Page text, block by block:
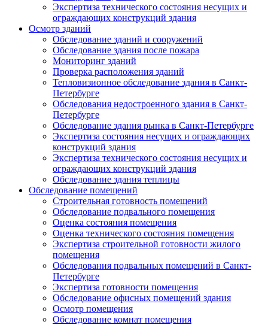
Экспертиза технического состояния несущих и
ограждающих конструкций здания
Осмотр зданий
Обследование зданий и сооружений
Обследование здания после пожара
Мониторинг зданий
Проверка расположения зданий
Тепловизионное обследование здания в Санкт-
Петербурге
Обследования недостроенного здания в Санкт-
Петербурге
Обследование здания рынка в Санкт-Петербурге
Экспертиза состояния несущих и ограждающих
конструкций здания
Экспертиза технического состояния несущих и
ограждающих конструкций здания
Обследование здания теплицы
Обследование помещений
Строительная готовность помещений
Обследование подвального помещения
Оценка состояния помещения
Оценка технического состояния помещения
Экспертиза строительной готовности жилого
помещения
Обследования подвальных помещений в Санкт-
Петербурге
Экспертиза готовности помещения
Обследование офисных помещений здания
Осмотр помещения
Обследование комнат помещения